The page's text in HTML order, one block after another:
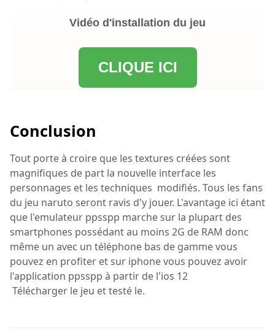
Vidéo d'installation du jeu
CLIQUE ICI
Conclusion
Tout porte à croire que les textures créées sont
magnifiques de part la nouvelle interface les
personnages et les techniques modifiés. Tous les fans
du jeu naruto seront ravis d'y jouer. L'avantage ici étant
que l'emulateur ppsspp marche sur la plupart des
smartphones possédant au moins 2G de RAM donc
même un avec un téléphone bas de gamme vous
pouvez en profiter et sur iphone vous pouvez avoir
l'application ppsspp à partir de l'ios 12
Télécharger le jeu et testé le.